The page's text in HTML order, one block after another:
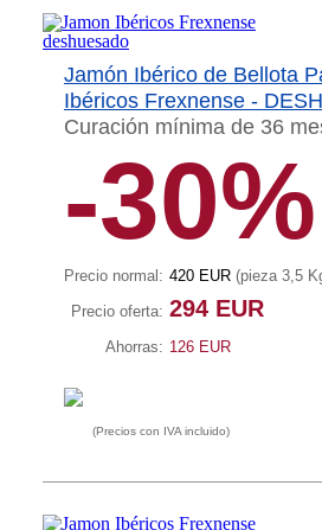
Jamón Ibérico de Bellota
Ibéricos Frexnense -
Curación mínima de 36
-30%
Precio normal: 420 EUR (pieza 3,5
Precio oferta: 294 EUR
Ahorras: 126 EUR
(Precios con IVA incluido)